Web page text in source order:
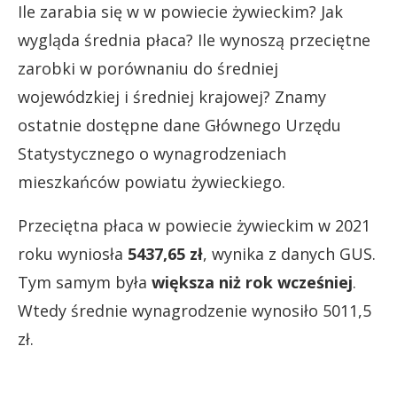
Ile zarabia się w w powiecie żywieckim? Jak
wygląda średnia płaca? Ile wynoszą przeciętne
zarobki w porównaniu do średniej
wojewódzkiej i średniej krajowej? Znamy
ostatnie dostępne dane Głównego Urzędu
Statystycznego o wynagrodzeniach
mieszkańców powiatu żywieckiego.
Przeciętna płaca w powiecie żywieckim w 2021
roku wyniosła 5437,65 zł, wynika z danych GUS.
Tym samym była większa niż rok wcześniej.
Wtedy średnie wynagrodzenie wynosiło 5011,5
zł.